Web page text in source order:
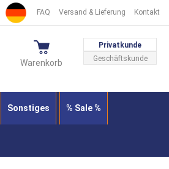
FAQ Versand & Lieferung Kontakt
Privatkunde
Geschäftskunde
Warenkorb
Sonstiges % Sale %